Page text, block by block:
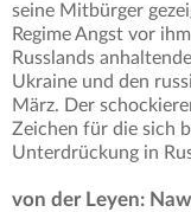
seine Mitbürger
Regime Angst vor
Russlands
Ukraine und den
März. Der
Zeichen für die sich
Unterdrückung in
von der Leyen: